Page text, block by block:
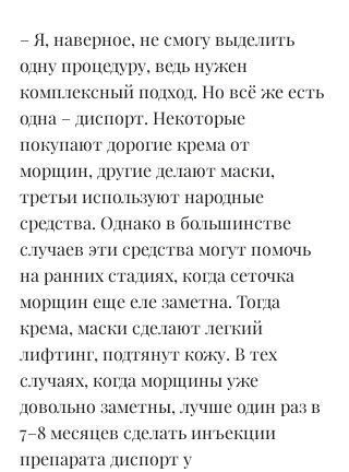
– Я, наверное, не смогу выделить
одну процедуру, ведь нужен
комплексный подход. Но всё же есть
одна – диспорт. Некоторые
покупают дорогие крема от
морщин, другие делают маски,
третьи используют народные
средства. Однако в большинстве
случаев эти средства могут помочь
на ранних стадиях, когда сеточка
морщин еще еле заметна. Тогда
крема, маски сделают легкий
лифтинг, подтянут кожу. В тех
случаях, когда морщины уже
довольно заметны, лучше один раз в
7–8 месяцев сделать инъекции
препарата диспорт у